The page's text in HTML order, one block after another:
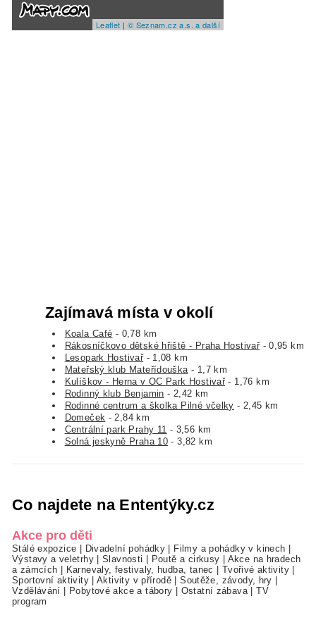
Leaflet | © Seznam.cz a.s. a další
Zajímavá místa v okolí
Koala Café - 0,78 km
Rákosníčkovo dětské hřiště - Praha Hostivař- 0,95 km
Lesopark Hostivař- 1,08 km
Mateřský klub Mateřídouška - 1,7 km
Kulíškov - Herna v OC Park Hostivař- 1,76 km
Rodinný klub Benjamin - 2,42 km
Rodinné centrum a školka Pilné včelky - 2,45 km
Domeček - 2,84 km
Centrální park Prahy 11 - 3,56 km
Solná jeskyně Praha 10 - 3,82 km
Co najdete na Ententýky.cz
Akce pro děti
Stálé expozice Divadelní pohádky Filmy a pohádky v kinech
Výstavy a veletrhy|Slavnosti Poutě a cirkusy
Akce na hradech
a zámcích
Karnevaly, festivaly, hudba, tanec Tvořivé aktivity
Sportovní aktivity|Aktivity v přírodě |Soutěže, závody, hry
Vzdělávání
Pobytové akce a tábory Ostatní zábava|TV
program